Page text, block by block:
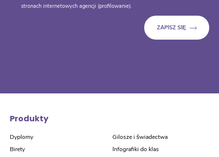
stronach internetowych agencji (profilowanie).
Produkty
Dyplomy
Birety
Gilosze i świadectwa
Infografiki do klas